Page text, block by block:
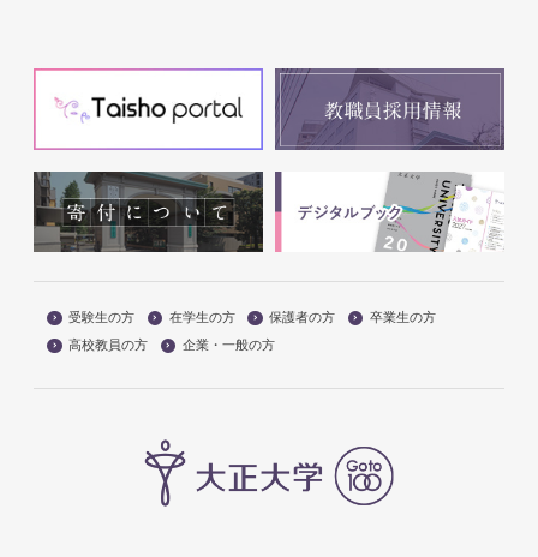
受験生の方 在学生の方 保護者の方
卒業生の方
高校教員の方
企業・一般の方